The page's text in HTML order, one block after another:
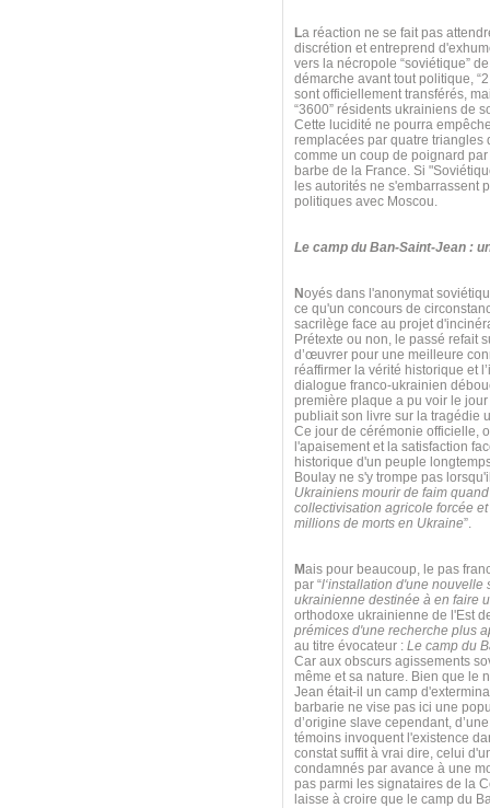
La réaction ne se fait pas
discrétion et entreprend
vers la nécropole “soviétique”
démarche avant tout politique,
sont officiellement transférés,
“3600” résidents ukrainiens de
Cette lucidité ne pourra
remplacées par quatre
comme un coup de poignard
barbe de la France. Si
les autorités ne s'embarrassent
politiques avec Moscou.
Le camp du Ban-Saint-Jean :
Noyés dans l'anonymat
ce qu'un concours de
sacrilège face au projet
Prétexte ou non, le passé refait
d’œuvrer pour une meilleure
réaffirmer la vérité historique et
dialogue franco-ukrainien
première plaque a pu voir le
publiait son livre sur la tragédie
Ce jour de cérémonie officielle,
l'apaisement et la satisfaction
historique d'un peuple
Boulay ne s'y trompe pas
Ukrainiens mourir de faim
collectivisation agricole forcée
millions de morts en Ukraine”.
Mais pour beaucoup, le pas
par “l‘installation d'une
ukrainienne destinée à en faire
orthodoxe ukrainienne de l'Est
prémices d'une recherche plus
au titre évocateur : Le camp du
Car aux obscurs agissements
même et sa nature. Bien que le
Jean était-il un camp
barbarie ne vise pas ici une
d’origine slave cependant,
témoins invoquent l'existence
constat suffit à vrai dire, celui
condamnés par avance à une
pas parmi les signataires de la
laisse à croire que le camp du